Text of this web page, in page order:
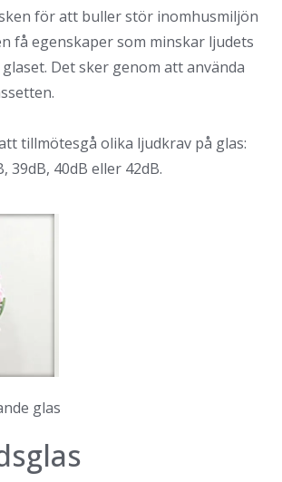
för att buller stör inomhusmiljön
få egenskaper som minskar ljudets
Det sker genom att använda
tillmötesgå olika ljudkrav på glas:
39dB, 40dB eller 42dB.
glas